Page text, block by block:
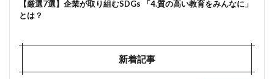
【厳選7選】企業が取り組むSDGs 「4.質の高い教育をみんなに」
とは？
新着記事